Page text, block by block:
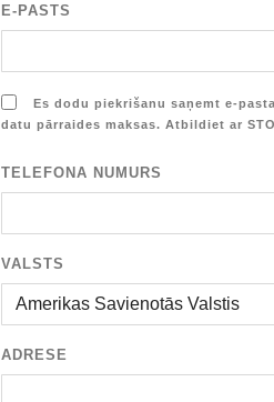
E-PASTS
Es dodu piekrišanu saņemt e-
datu pārraides maksas. Atbildiet ar
TELEFONA NUMURS
VALSTS
ADRESE